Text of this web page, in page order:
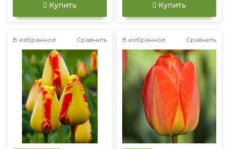
Купить Купить
В избранное Сравнить В избранное Сравнить